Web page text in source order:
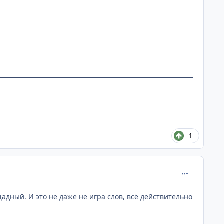
1
И это не даже не игра слов, всё действительно